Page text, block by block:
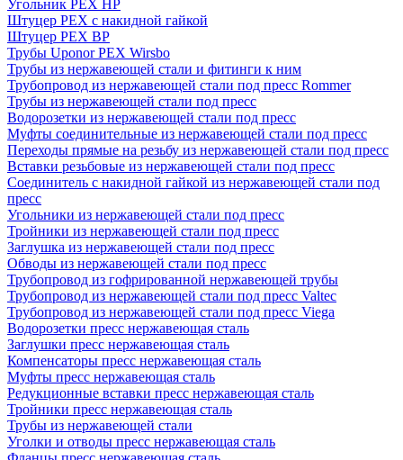
Угольник PEX НР
Штуцер PEX c накидной гайкой
Штуцер PEX ВР
Трубы Uponor PEX Wirsbo
Трубы из нержавеющей стали и фитинги к ним
Трубопровод из нержавеющей стали под пресс Rommer
Трубы из нержавеющей стали под пресс
Водорозетки из нержавеющей стали под пресс
Муфты соединительные из нержавеющей стали под пресс
Переходы прямые на резьбу из нержавеющей стали под пресс
Вставки резьбовые из нержавеющей стали под пресс
Соединитель с накидной гайкой из нержавеющей стали под
пресс
Угольники из нержавеющей стали под пресс
Тройники из нержавеющей стали под пресс
Заглушка из нержавеющей стали под пресс
Обводы из нержавеющей стали под пресс
Трубопровод из гофрированной нержавеющей трубы
Трубопровод из нержавеющей стали под пресс Valtec
Трубопровод из нержавеющей стали под пресс Viega
Водорозетки пресс нержавеющая сталь
Заглушки пресс нержавеющая сталь
Компенсаторы пресс нержавеющая сталь
Муфты пресс нержавеющая сталь
Редукционные вставки пресс нержавеющая сталь
Тройники пресс нержавеющая сталь
Трубы из нержавеющей стали
Уголки и отводы пресс нержавеющая сталь